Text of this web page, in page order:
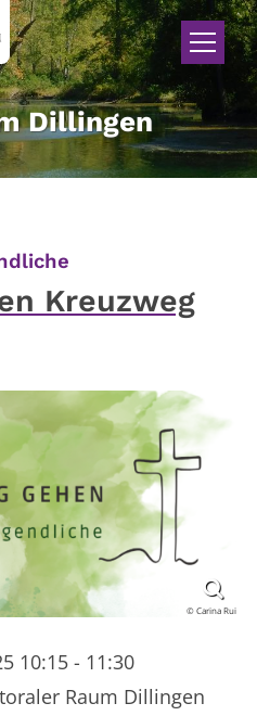
Dillingen
Kreuzweg
© Carina Rui
10:15 - 11:30
Raum Dillingen